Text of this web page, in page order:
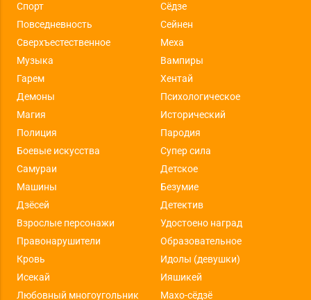
Спорт
Сёдзе
Повседневность
Сейнен
Сверхъестественное
Меха
Музыка
Вампиры
Гарем
Хентай
Демоны
Психологическое
Магия
Исторический
Полиция
Пародия
Боевые искусства
Супер сила
Самураи
Детское
Машины
Безумие
Дзёсей
Детектив
Взрослые персонажи
Удостоено наград
Правонарушители
Образовательное
Кровь
Идолы (девушки)
Исекай
Ияшикей
Любовный многоугольник
Махо-сёдзё